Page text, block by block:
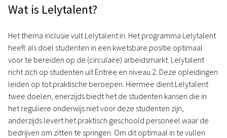
Wat is Lelytalent?
Het thema inclusie vult Lelytalent in. Het programma Lelytalent
heeft als doel studenten in een kwetsbare positie optimaal
voor te bereiden op de (circulaire) arbeidsmarkt. Lelytalent
richt zich op studenten uit Entree en niveau 2. Deze opleidingen
leiden op tot praktische beroepen. Hiermee dient Lelytalent
twee doelen, enerzijds biedt het de studenten kansen die in
het reguliere onderwijs niet voor deze studenten zijn,
anderzijds levert het praktisch geschoold personeel waar de
bedrijven om zitten te springen. Om dit optimaal in te vullen